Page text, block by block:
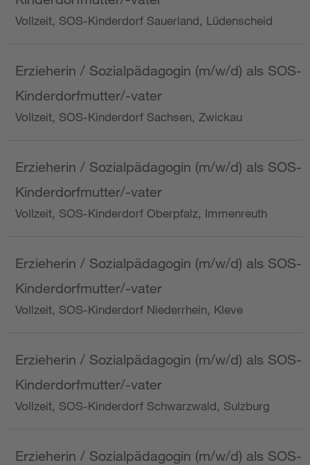
Vollzeit, SOS-Kinderdorf Sauerland, Lüdenscheid
Erzieherin / Sozialpädagogin (m/w/d) als SOS-
Kinderdorfmutter/-vater
Vollzeit, SOS-Kinderdorf Sachsen, Zwickau
Erzieherin / Sozialpädagogin (m/w/d) als SOS-
Kinderdorfmutter/-vater
Vollzeit, SOS-Kinderdorf Oberpfalz, Immenreuth
Erzieherin / Sozialpädagogin (m/w/d) als SOS-
Kinderdorfmutter/-vater
Vollzeit, SOS-Kinderdorf Niederrhein, Kleve
Erzieherin / Sozialpädagogin (m/w/d) als SOS-
Kinderdorfmutter/-vater
Vollzeit, SOS-Kinderdorf Schwarzwald, Sulzburg
Erzieherin / Sozialpädagogin (m/w/d) als SOS-